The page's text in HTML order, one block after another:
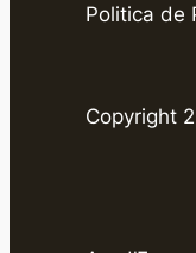
Politica de
Copyright